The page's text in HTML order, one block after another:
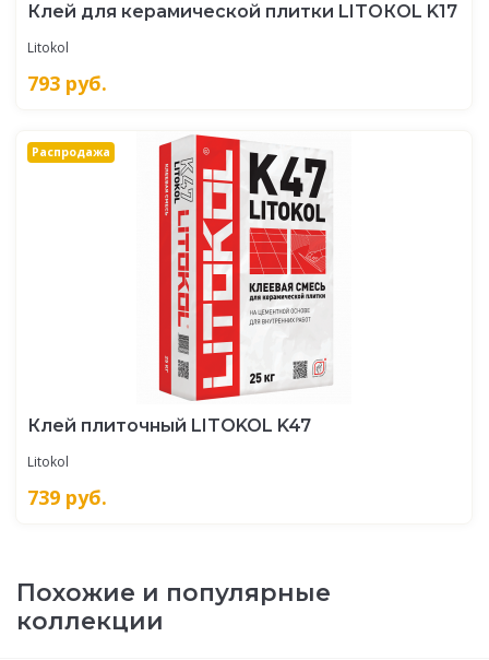
Клей для керамической плитки LITOКOL K17
Litokol
793 руб.
Распродажа
Клей плиточный LITOKOL K47
Litokol
739 руб.
Похожие и популярные
коллекции